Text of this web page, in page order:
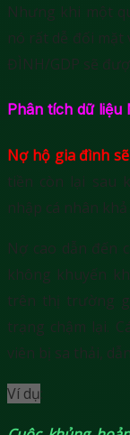
Nhưng khi một
nó rất dễ đối mặt
ĐÌNH/GDP sẽ
Phân tích dữ liệu
Nợ hộ gia đình
tiền còn lại sau
nhập cá nhân
Nợ cao dẫn đến
không khuyến
trên thị trường
trạng chậm lại.
viên bị sa thải,
Ví dụ: